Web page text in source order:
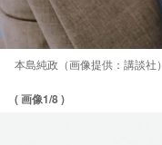
本島純政（画像提供：講談社）
( 画像1/8 )